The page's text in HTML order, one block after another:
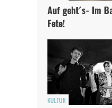
Auf geht´s- Im
Fete!
KULTUR